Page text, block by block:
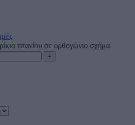
τιτανίου σε ορθογώνιο σχήμα